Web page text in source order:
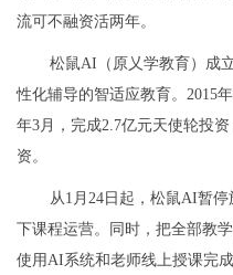
流可不融资活两年。
松鼠AI（原乂学教育）成
性化辅导的智适应教育。2015
年3月，完成2.7亿元天使轮投
资。
从1月24日起，松鼠AI暂
下课程运营。同时，把全部教
使用AI系统和老师线上授课完成